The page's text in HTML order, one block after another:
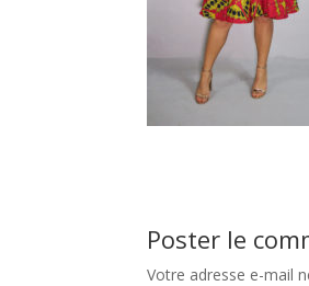
Poster le
Votre adresse e-mail